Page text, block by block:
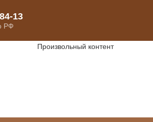
Произвольный контент